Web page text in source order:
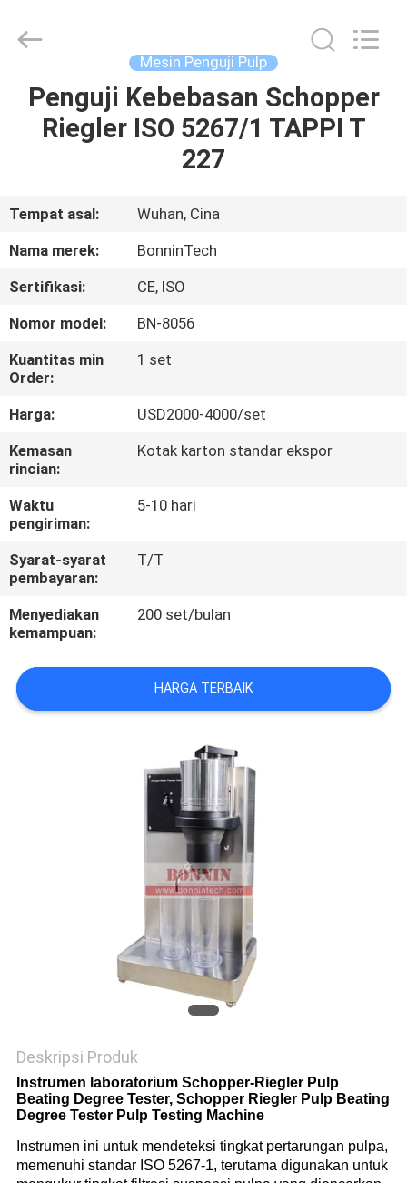
RUMAH
VIDEO
KAMI
TUR
PABRIK
KONTROL
KUALITAS
HUBUNGI
KAMI
PERMINTAAN
SITEMAP
Copyright
Wuhan
Bonnin
Technology
Mesin Penguji Pulp
Penguji Kebebasan Schopper
Riegler ISO 5267/1 TAPPI T
227
Tempat asal:
Wuhan, Cina
Nama merek:
BonninTech
Sertifikasi:
CE, ISO
Nomor model:
BN-8056
Kuantitas min
Order:
1 set
Harga:
USD2000-4000/set
Kemasan
rincian:
Kotak karton standar ekspor
Waktu
pengiriman:
5-10 hari
Syarat-syarat
pembayaran:
T/T
Menyediakan
kemampuan:
200 set/bulan
HARGA TERBAIK
Deskripsi Produk
Instrumen laboratorium Schopper-Riegler Pulp
Beating Degree Tester, Schopper Riegler Pulp Beating
Degree Tester Pulp Testing Machine
Instrumen ini untuk mendeteksi tingkat pertarungan pulpa,
memenuhi standar ISO 5267-1, terutama digunakan untuk